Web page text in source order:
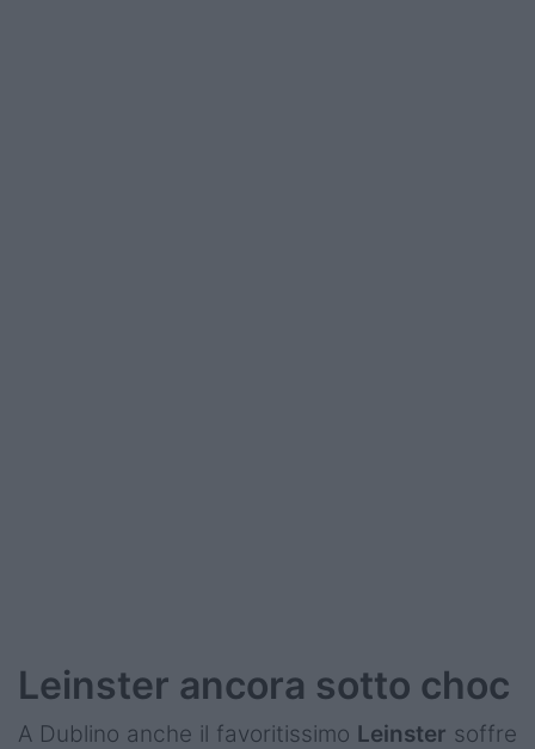
Leinster ancora sotto choc
A Dublino anche il favoritissimo Leinster soffre